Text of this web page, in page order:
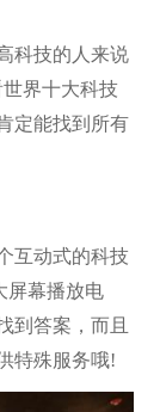
科技的人来说
界十大科技
定能找到所有
互动式的科技
屏幕播放电
到答案，而且
特殊服务哦!